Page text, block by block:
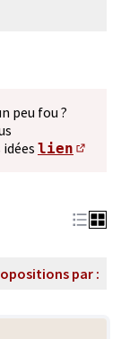
peu fou ?
lien
par :